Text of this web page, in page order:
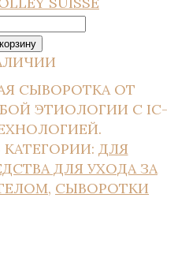
основные
сыворотки
глаз
СЫВОРОТКА ОТ
ЭТИОЛОГИИ С IC-
КАТЕГОРИИ: ДЛЯ
ДЛЯ УХОДА ЗА
, СЫВОРОТКИ